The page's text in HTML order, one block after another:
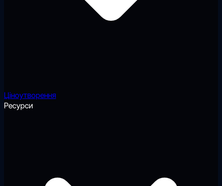
Ціноутворення
Ресурси